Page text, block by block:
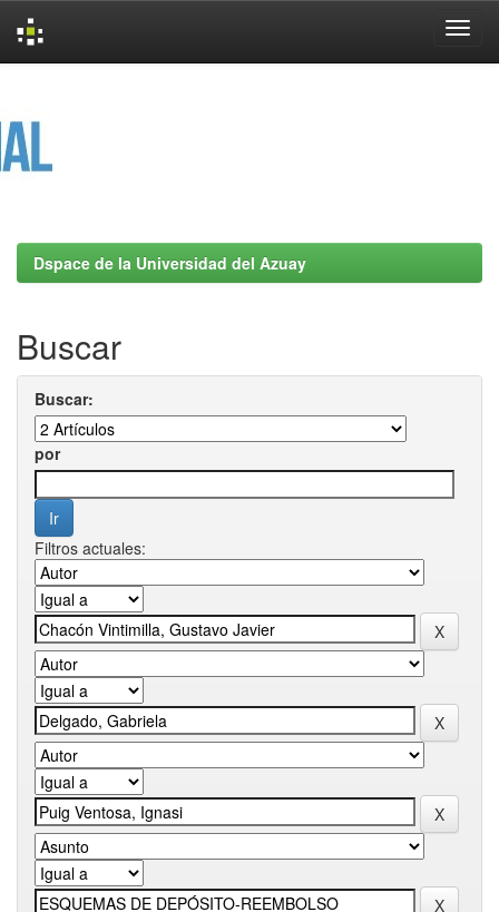
Dspace de la Universidad del Azuay
Buscar
Buscar:
por
Filtros actuales: